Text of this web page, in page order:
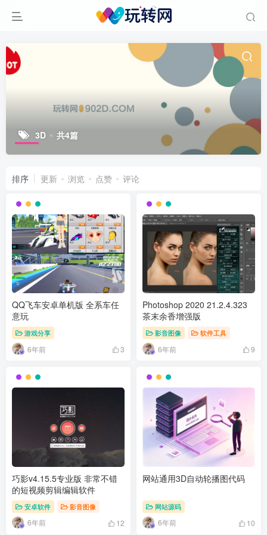
3D 共4篇
排序 更新 浏览 点赞 评论
QQ飞车安卓单机版 全系车任
意玩
游戏分享
6年前 3
Photoshop 2020 21.2.4.323
茶末余香增强版
影音图像 软件工具
6年前 9
巧影v4.15.5专业版 非常不错
的短视频剪辑编辑软件
安卓软件 影音图像
6年前 12
网站通用3D自动轮播图代码
网站源码
6年前 10